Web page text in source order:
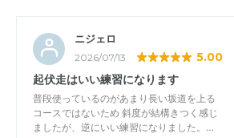
ニジェロ
2026/07/13 5.00
起伏走はいい練習になります
普段使っているのがあまり長い坂道を上る
コースではないため 斜度が結構きつく感じ
ましたが、逆にいい練習になりました。…